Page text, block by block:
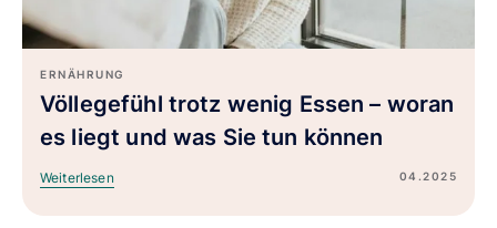
ERNÄHRUNG
Völlegefühl trotz wenig Essen – woran
es liegt und was Sie tun können
Weiterlesen 04.2025